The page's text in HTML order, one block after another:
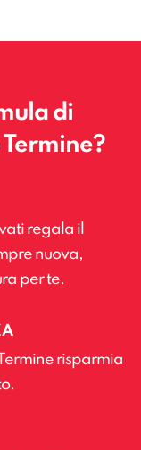
di
regala il
nuova,
per te.
risparmia